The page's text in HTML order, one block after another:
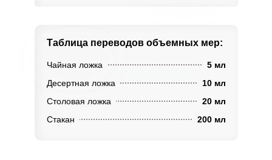
Таблица переводов объемных мер:
Чайная ложка
5 мл
Десертная ложка
10 мл
Столовая ложка
20 мл
Стакан
200 мл